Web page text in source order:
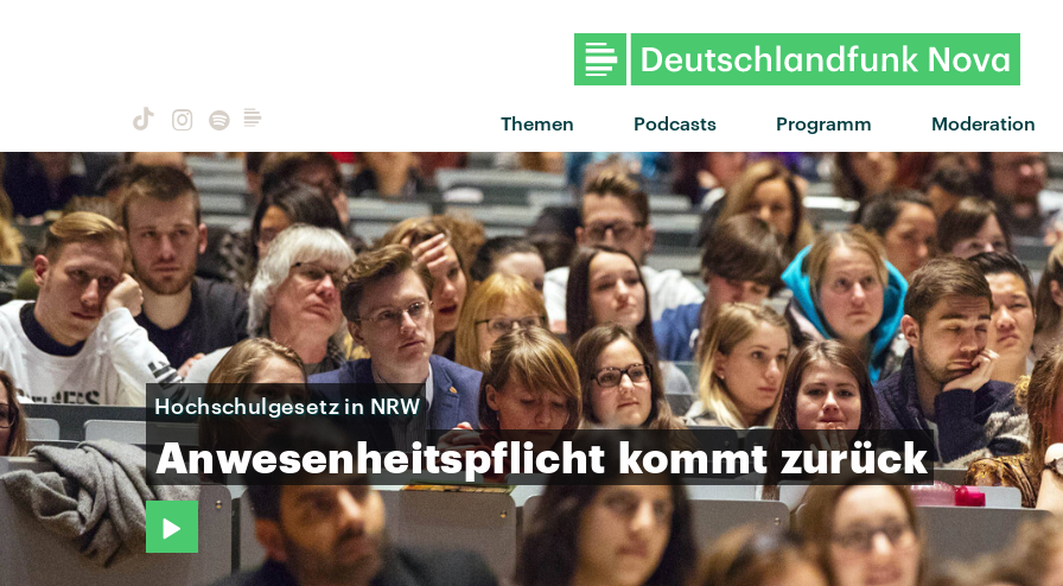
Themen Podcasts Programm Moderation
Hochschulgesetz in NRW
Anwesenheitspflicht kommt zurück